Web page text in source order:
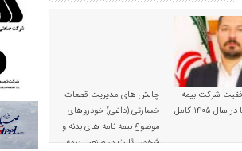
شرکت بیمه
حکمت صبا در سال ۱۴۰۵ کامل
چالش های مدیریت قطعات
خسارتی (داغی) خودروهای
موضوع بیمه نامه های بدنه و
شخص ثالث در صنعت بیمه